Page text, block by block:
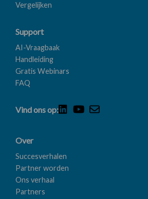
Vergelijken
Support
AI-Vraagbaak
Handleiding
Gratis Webinars
FAQ
Vind ons op:
Over
Succesverhalen
Partner worden
Ons verhaal
Partners